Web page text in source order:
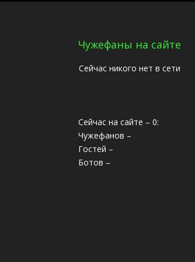
Чужефаны на сайте
Сейчас никого нет в сети
Сейчас на сайте – 0:
Чужефанов –
Гостей –
Ботов –